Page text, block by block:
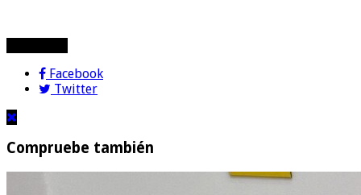
Facebook
Twitter
Compruebe también